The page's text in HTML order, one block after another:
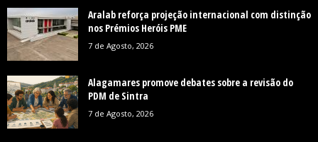
Aralab reforça projeção internacional com distinção
nos Prémios Heróis PME
7 de Agosto, 2026
Alagamares promove debates sobre a revisão do
PDM de Sintra
7 de Agosto, 2026